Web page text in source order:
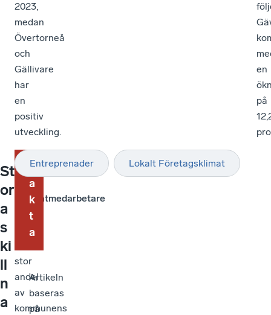
2023,
medan
Övertorneå
och
Gällivare
har
en
positiv
utveckling.
en
på
St
or
a
s
ki
ll
n
a
Det
skiljer
stor
andel
av
kommunens
Ida
Frisch,
studentmedarbetare
F
a
k
t
a
Artikeln
baseras
på
Entreprenader Lokalt Företagsklimat